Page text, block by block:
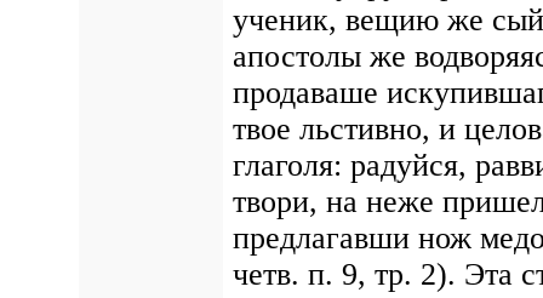
ученик, вещию же сый
апостолы же
продаваше
твое льстивно, и
глаголя: радуйся,
твори, на неже
предлагавши нож
четв. п. 9, тр. 2). Эта